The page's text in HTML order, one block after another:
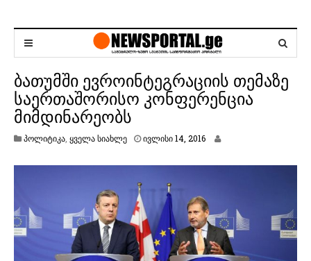
ბათუმში ევროინტეგრაციის თემაზე
საერთაშორისო კონფერენცია
მიმდინარეობს
პოლიტიკა ყველა სიახლე ივლისი 14, 2016ი
ი
1
4
,
2
0